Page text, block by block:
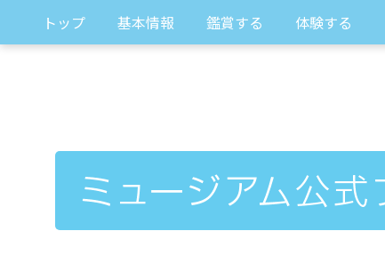
トップ 基本情報 鑑賞する 体験する